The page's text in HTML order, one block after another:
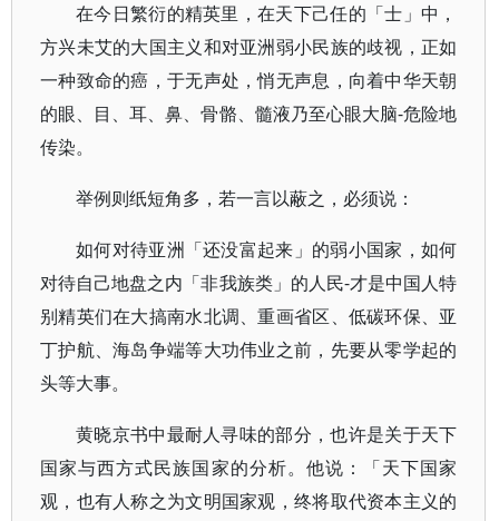
在今日繁衍的精英里，在天下己任的「士」中，
方兴未艾的大国主义和对亚洲弱小民族的歧视，正如
一种致命的癌，于无声处，悄无声息，向着中华天朝
的眼、目、耳、鼻、骨骼、髓液乃至心眼大脑-危险地
传染。
举例则纸短角多，若一言以蔽之，必须说：
如何对待亚洲「还没富起来」的弱小国家，如何
对待自己地盘之内「非我族类」的人民-才是中国人特
别精英们在大搞南水北调、重画省区、低碳环保、亚
丁护航、海岛争端等大功伟业之前，先要从零学起的
头等大事。
黄晓京书中最耐人寻味的部分，也许是关于天下
国家与西方式民族国家的分析。他说：「天下国家
观，也有人称之为文明国家观，终将取代资本主义的